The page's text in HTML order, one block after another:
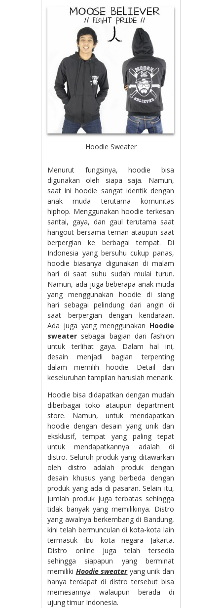
Hoodie Sweater
Menurut fungsinya, hoodie bisa
digunakan oleh siapa saja. Namun,
saat ini hoodie sangat identik dengan
anak muda terutama komunitas
hiphop. Menggunakan hoodie terkesan
santai, gaya, dan gaul terutama saat
hangout bersama teman ataupun saat
berpergian ke berbagai tempat. Di
Indonesia yang bersuhu cukup panas,
hoodie biasanya digunakan di malam
hari di saat suhu sudah mulai turun.
Namun, ada juga beberapa anak muda
yang menggunakan hoodie di siang
hari sebagai pelindung dari angin di
saat berpergian dengan kendaraan.
Ada juga yang menggunakan Hoodie
sweater sebagai bagian dari fashion
untuk terlihat gaya. Dalam hal ini,
desain menjadi bagian terpenting
dalam memilih hoodie. Detail dan
keseluruhan tampilan haruslah menarik.
Hoodie bisa didapatkan dengan mudah
diberbagai toko ataupun department
store. Namun, untuk mendapatkan
hoodie dengan desain yang unik dan
eksklusif, tempat yang paling tepat
untuk mendapatkannya adalah di
distro. Seluruh produk yang ditawarkan
oleh distro adalah produk dengan
desain khusus yang berbeda dengan
produk yang ada di pasaran. Selain itu,
jumlah produk juga terbatas sehingga
tidak banyak yang memilikinya. Distro
yang awalnya berkembang di Bandung,
kini telah bermunculan di kota-kota lain
termasuk ibu kota negara Jakarta.
Distro online juga telah tersedia
sehingga siapapun yang berminat
memiliki Hoodie sweateryang unik dan
hanya terdapat di distro tersebut bisa
memesannya walaupun berada di
ujung timur Indonesia.